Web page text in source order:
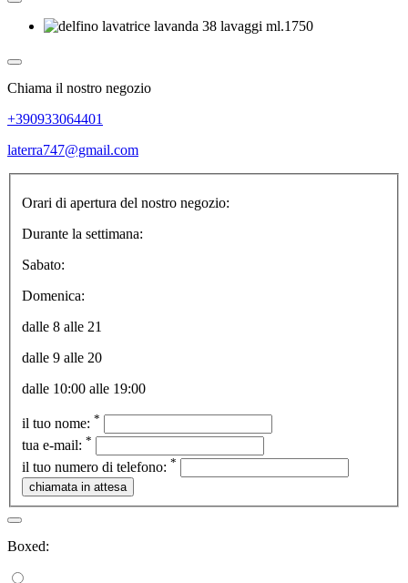
Chiama il nostro negozio
+390933064401
laterra747@gmail.com
Orari di apertura del nostro negozio:
Durante la settimana:
Sabato:
Domenica:
dalle 8 alle 21
dalle 9 alle 20
dalle 10:00 alle 19:00
il tuo nome: *
tua e-mail: *
il tuo numero di telefono: *
Boxed: